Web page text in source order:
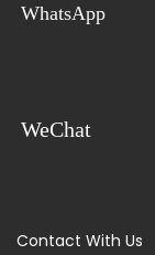
WhatsApp
WeChat
Contact With Us